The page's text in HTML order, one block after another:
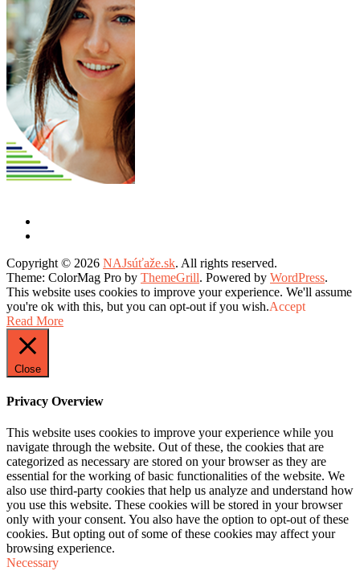
Copyright © 2026 NAJsúťaže.sk. All rights reserved.
Theme: ColorMag Pro by ThemeGrill. Powered by WordPress.
This website uses cookies to improve your experience. We'll assume
you're ok with this, but you can opt-out if you wish.Accept
Read More
Close
Privacy Overview
This website uses cookies to improve your experience while you
navigate through the website. Out of these, the cookies that are
categorized as necessary are stored on your browser as they are
essential for the working of basic functionalities of the website. We
also use third-party cookies that help us analyze and understand how
you use this website. These cookies will be stored in your browser
only with your consent. You also have the option to opt-out of these
cookies. But opting out of some of these cookies may affect your
browsing experience.
Necessary